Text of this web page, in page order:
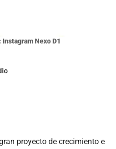
Instagram Nexo D1
proyecto de crecimiento e